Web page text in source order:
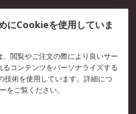
採用情報
ら
コーポレートサイト
にCookieを使用していま
閲覧やご注文の際により良いサー
コンテンツをパーソナライズする
技術を使用しています。詳細につ
ーをご覧ください。